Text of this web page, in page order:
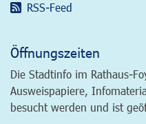
RSS-Feed
Öffnungszeiten
Die Stadtinfo im Rathaus-
Ausweispapiere,
besucht werden und ist